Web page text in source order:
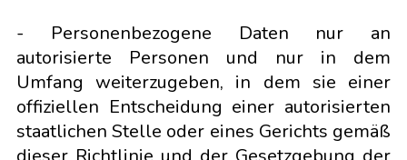
- Personenbezogene Daten nur an
autorisierte Personen und nur in dem
Umfang weiterzugeben, in dem sie einer
offiziellen Entscheidung einer autorisierten
staatlichen Stelle oder eines Gerichts gemäß